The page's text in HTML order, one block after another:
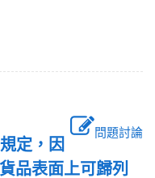
問題討論
定，因
品表面上可歸列